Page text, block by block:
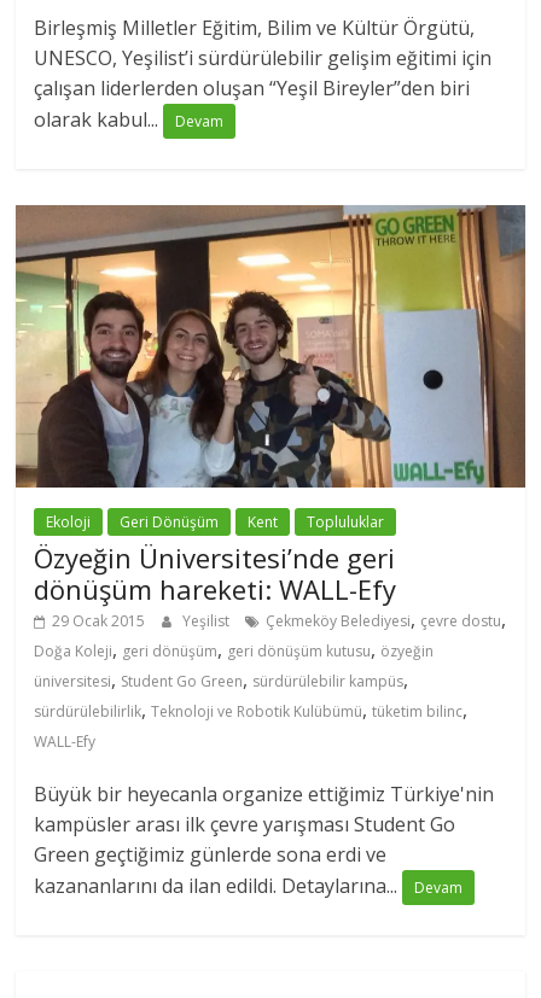
Birleşmiş Milletler Eğitim, Bilim ve Kültür Örgütü,
UNESCO, Yeşilist’i sürdürülebilir gelişim eğitimi için
çalışan liderlerden oluşan “Yeşil Bireyler”den biri
olarak kabul...
Devam
Ekoloji Geri Dönüşüm Kent Topluluklar
Özyeğin Üniversitesi’nde geri
dönüşüm hareketi: WALL-Efy
29 Ocak 2015 Yeşilist Çekmeköy Belediyesi, çevre dostu,
Doğa Koleji, geri dönüşüm, geri dönüşüm kutusu, özyeğin
üniversitesi, Student Go Green, sürdürülebilir kampüs,
sürdürülebilirlik,Teknoloji ve Robotik Kulübümü,tüketim bilinc,
WALL-Efy
Büyük bir heyecanla organize ettiğimiz Türkiye'nin
kampüsler arası ilk çevre yarışması Student Go
Green geçtiğimiz günlerde sona erdi ve
kazananlarını da ilan edildi. Detaylarına...
Devam